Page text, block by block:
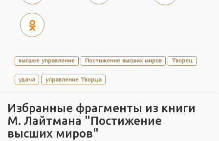
высшее управление Постижение высших миров Творец
удача управление Творца
Избранные фрагменты из книги
М. Лайтмана "Постижение
высших миров"